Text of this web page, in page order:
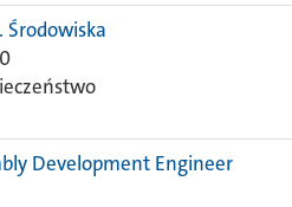
Środowiska
Development Engineer